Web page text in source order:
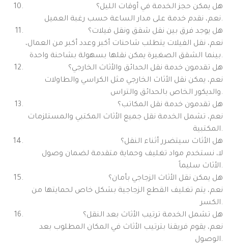
هل يمكن حجز الخدمة في أوقات الليل؟
نعم، نقدم خدمة على مدار الساعة حسب رغبة العميل.
هل يوجد فرق بين نقل شقق ونقل فيلات؟
نعم، نقل الفيلات يتطلب شاحنات أكبر وعدد أكبر من العمال،
بينما الشقق الصغيرة يمكن نقلها بسهولة بشاحنة واحدة.
هل تقدمون خدمة نقل الحدائق والأثاث الخارجي؟
نعم، يمكن نقل الأثاث الخارجي مثل الكراسي والطاولات
والديكور الخاص بالحدائق والتراس.
هل تقدمون خدمة نقل المكاتب؟
نعم، تشمل الخدمة نقل جميع الأثاث المكتبي والمستلزمات
المكتبية.
هل الأثاث سيتضرر أثناء النقل؟
لا، نستخدم مواد تغليف وحماية متقدمة لضمان وصول
الأثاث سليماً.
هل يمكن نقل الأثاث الزجاجي بأمان؟
نعم، يتم تغليف القطع الزجاجية بشكل خاص لحمايتها من
الكسر.
هل تشمل الخدمة ترتيب الأثاث بعد النقل؟
نعم، يقوم فريقنا بترتيب الأثاث في المكان المطلوب بعد
الوصول.